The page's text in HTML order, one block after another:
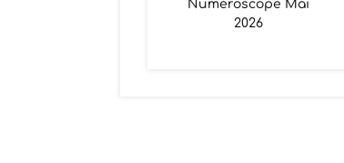
Numéroscope Mai
2026